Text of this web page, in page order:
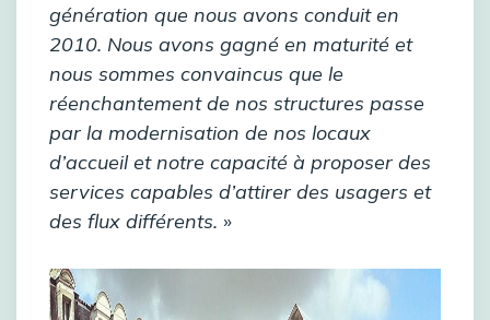
génération que nous avons conduit en
2010. Nous avons gagné en maturité et
nous sommes convaincus que le
réenchantement de nos structures passe
par la modernisation de nos locaux
d’accueil et notre capacité à proposer des
services capables d’attirer des usagers et
des flux différents. »